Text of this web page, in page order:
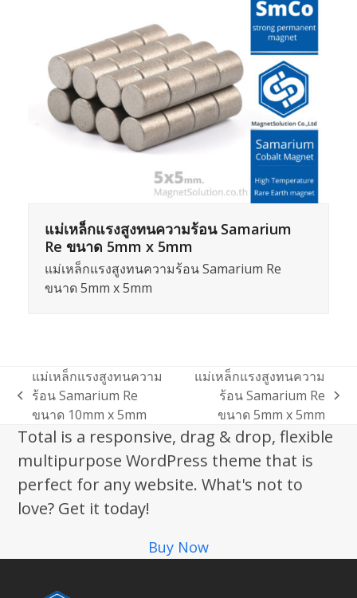
แม่เหล็กแรงสูงทนความร้อน Samarium
Re ขนาด 5mm x 5mm
แม่เหล็กแรงสูงทนความร้อน Samarium Re
ขนาด 5mm x 5mm
previous
post:
แม่เหล็กแรงสูงทนความ
ร้อน Samarium Re
ขนาด 10mm x 5mm
แม่เหล็กแรงสูงทนความ
ร้อน Samarium Re
ขนาด 5mm x 5mm
Total is a responsive, drag & drop, flexible
multipurpose WordPress theme that is
perfect for any website. What's not to
love? Get it today!
Buy Now